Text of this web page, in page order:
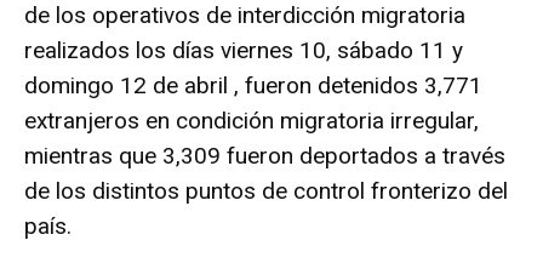
de los operativos de interdicción migratoria
realizados los días viernes 10, sábado 11 y
domingo 12 de abril , fueron detenidos 3,771
extranjeros en condición migratoria irregular,
mientras que 3,309 fueron deportados a través
de los distintos puntos de control fronterizo del
país.